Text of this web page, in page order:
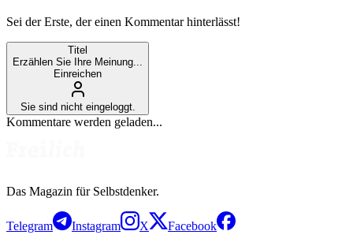
Sei der Erste, der einen Kommentar hinterlässt!
Titel
Erzählen Sie Ihre Meinung...
Einreichen
Sie sind nicht eingeloggt.
Kommentare werden geladen...
Das Magazin für Selbstdenker.
Telegram Instagram X Facebook